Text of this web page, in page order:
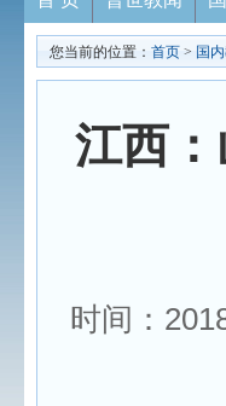
您当前的位置： 首页 > 国
江西
时间：